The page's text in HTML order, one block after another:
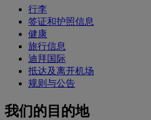
行李
签证和护照信息
健康
旅行信息
迪拜国际
抵达及离开机场
规则与公告
我们的目的地